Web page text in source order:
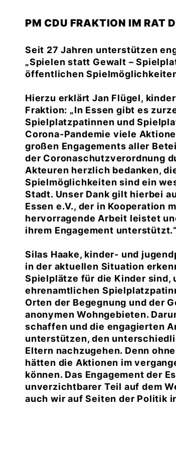
PM CDU FRAKTION IM RAT
Seit 27 Jahren unterstützen
Spielen statt Gewalt –
öffentlichen
Hierzu erklärtJan Flügel,
Fraktion: „In Essen gibt es
Spielplatzpatinnen und
Corona-Pandemie viele
großen Engagements aller
der Coronaschutzverordnung
Akteuren herzlich bedanken,
Spielmöglichkeiten sind ein
Stadt. Unser Dank gilt hierbei
Essen e.V., der in Kooperation
hervorragende Arbeit leistet
ihrem Engagement unterstützt.“
Silas Haake, kinder- und
in der aktuellen Situation
Spielplätze für die Kinder sind,
ehrenamtlichen
Orten der Begegnung und der
anonymen Wohngebieten.
schaffen und die engagierten
unterstützen, den
Eltern nachzugehen. Denn
hätten die Aktionen im
können. Das Engagement der
unverzichtbarer Teil auf dem
auch wir auf Seiten der Politik